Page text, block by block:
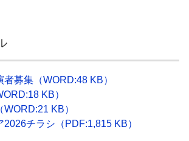
者募集（WORD:48 KB）
KB）
KB）
2026チラシ（PDF:1,815 KB）